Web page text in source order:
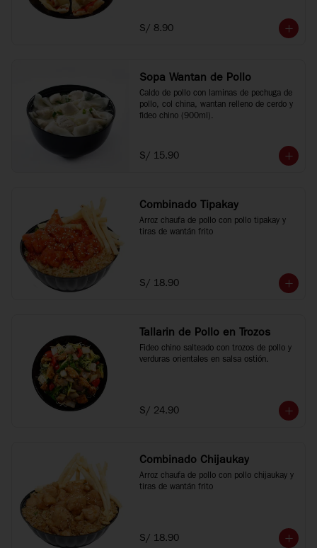
S/ 8.90
Sopa Wantan de Pollo
Caldo de pollo con laminas de pechuga de
pollo, col china, wantan relleno de cerdo y
fideo chino (900ml).
S/ 15.90
Combinado Tipakay
Arroz chaufa de pollo con pollo tipakay y
tiras de wantán frito
S/ 18.90
Tallarin de Pollo en Trozos
Fideo chino salteado con trozos de pollo y
verduras orientales en salsa ostión.
S/ 24.90
Combinado Chijaukay
Arroz chaufa de pollo con pollo chijaukay y
tiras de wantán frito
S/ 18.90